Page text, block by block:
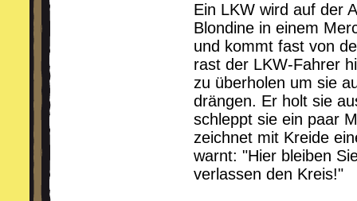
Ein LKW wird auf der
Blondine in einem
und kommt fast von
rast der LKW-Fahrer
zu überholen um sie
drängen. Er holt sie
schleppt sie ein paar
zeichnet mit Kreide
warnt: "Hier bleiben
verlassen den Kreis!"